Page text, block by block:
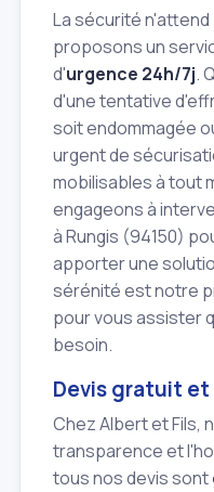
La sécurité
proposons un
d'urgence 24h/7j.
d'une tentative
soit endommagée
urgent de
mobilisables à tout
engageons à
à Rungis (94150)
apporter une
sérénité est notre
pour vous assister
besoin.
Devis gratuit
Chez Albert et Fils,
transparence et
tous nos devis sont